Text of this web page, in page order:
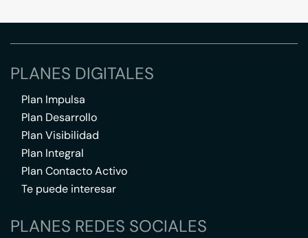
PLANES DIGITALES
Plan Impulsa
Plan Desarrollo
Plan Visibilidad
Plan Integral
Plan Contacto Activo
Te puede interesar
PLANES REDES SOCIALES